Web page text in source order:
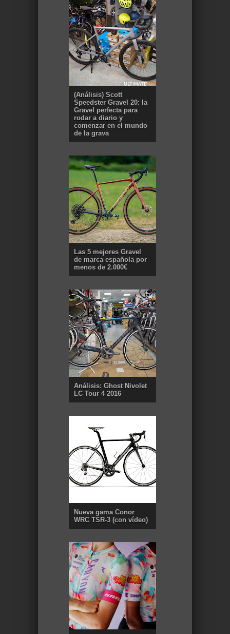
(Análisis) Scott
Speedster Gravel 20: la
Gravel perfecta para
rodar a diario y
comenzar en el mundo
de la grava
Las 5 mejores Gravel
de marca española por
menos de 2.000€
Análisis: Ghost Nivolet
LC Tour 4 2016
Nueva gama Conor
WRC TSR-3 (con vídeo)